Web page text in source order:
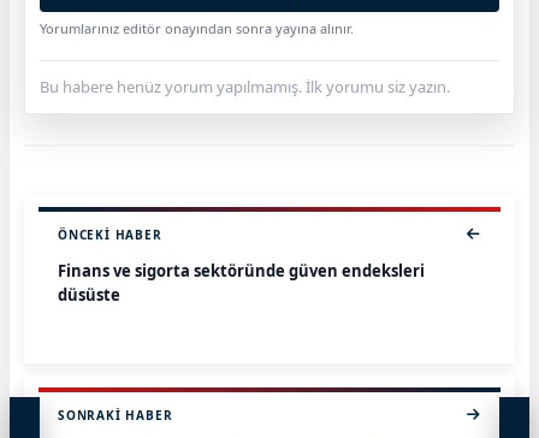
Yorumlarınız editör onayından sonra yayına alınır.
Bu habere henüz yorum yapılmamış. İlk yorumu siz yazın.
ÖNCEKI HABER
Finans ve sigorta sektöründe güven endeksleri
düşüşte
SONRAKI HABER